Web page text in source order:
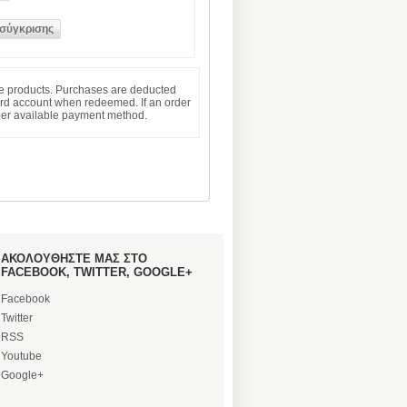
products. Purchases are deducted
account when redeemed. If an order
available payment method.
ΑΚΟΛΟΥΘΗΣΤΕ ΜΑΣ ΣΤΟ
FACEBOOK, TWITTER, GOOGLE+
Facebook
Twitter
RSS
Youtube
Google+